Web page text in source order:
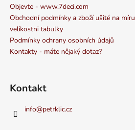
Objevte - www.7deci.com
Obchodní podmínky a zboží ušité na míru
velikostni tabulky
Podmínky ochrany osobních údajů
Kontakty - máte nějaký dotaz?
Kontakt
info@petrklic.cz